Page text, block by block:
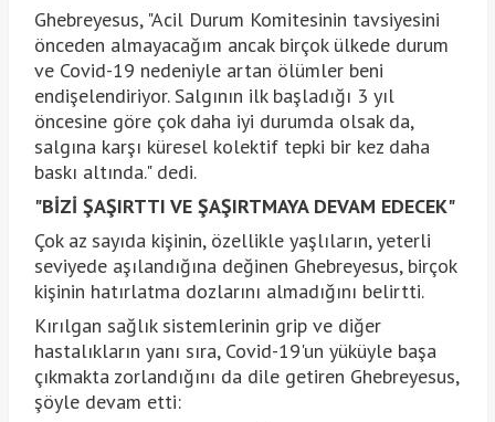
Ghebreyesus, "Acil Durum Komitesinin tavsiyesini
önceden almayacağım ancak birçok ülkede durum
ve Covid-19 nedeniyle artan ölümler beni
endişelendiriyor. Salgının ilk başladığı 3 yıl
öncesine göre çok daha iyi durumda olsak da,
salgına karşı küresel kolektif tepki bir kez daha
baskı altında." dedi.
"BİZİ ŞAŞIRTTI VE ŞAŞIRTMAYA DEVAM EDECEK"
Çok az sayıda kişinin, özellikle yaşlıların, yeterli
seviyede aşılandığına değinen Ghebreyesus, birçok
kişinin hatırlatma dozlarını almadığını belirtti.
Kırılgan sağlık sistemlerinin grip ve diğer
hastalıkların yanı sıra, Covid-19'un yüküyle başa
çıkmakta zorlandığını da dile getiren Ghebreyesus,
şöyle devam etti: